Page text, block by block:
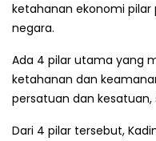
ketahanan ekonomi
negara.
Ada 4 pilar utama yang
ketahanan dan
persatuan dan
Dari 4 pilar tersebut,